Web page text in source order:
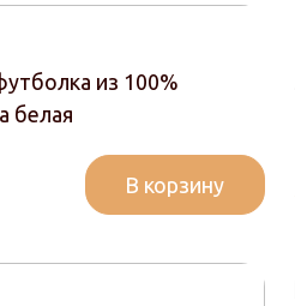
из 100%
белая
В корзину